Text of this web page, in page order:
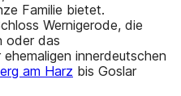
Familie bietet.
Wernigerode, die
oder das
innerdeutschen
am Harz bis Goslar